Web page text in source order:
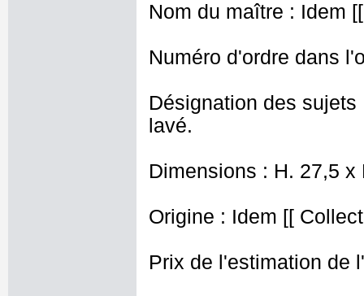
Nom du maître : Idem
Numéro d'ordre dans
Désignation des
lavé.
Dimensions : H. 27,5 x
Origine : Idem [[
Prix de l'estimation de